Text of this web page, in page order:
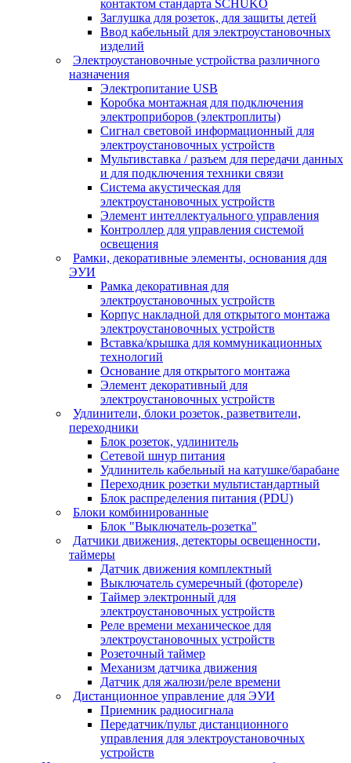
контактом стандарта SCHUKO
Заглушка для розеток, для защиты детей
Ввод кабельный для электроустановочных
изделий
Электроустановочные устройства различного
назначения
Электропитание USB
Коробка монтажная для подключения
электроприборов (электроплиты)
Сигнал световой информационный для
электроустановочных устройств
Мультивставка / разъем для передачи данных
и для подключения техники связи
Система акустическая для
электроустановочных устройств
Элемент интеллектуального управления
Контроллер для управления системой
освещения
Рамки, декоративные элементы, основания для
ЭУИ
Рамка декоративная для
электроустановочных устройств
Корпус накладной для открытого монтажа
электроустановочных устройств
Вставка/крышка для коммуникационных
технологий
Основание для открытого монтажа
Элемент декоративный для
электроустановочных устройств
Удлинители, блоки розеток, разветвители,
переходники
Блок розеток, удлинитель
Сетевой шнур питания
Удлинитель кабельный на катушке/барабане
Переходник розетки мультистандартный
Блок распределения питания (PDU)
Блоки комбинированные
Блок "Выключатель-розетка"
Датчики движения, детекторы освещенности,
таймеры
Датчик движения комплектный
Выключатель сумеречный (фотореле)
Таймер электронный для
электроустановочных устройств
Реле времени механическое для
электроустановочных устройств
Розеточный таймер
Механизм датчика движения
Датчик для жалюзи/реле времени
Дистанционное управление для ЭУИ
Приемник радиосигнала
Передатчик/пульт дистанционного
управления для электроустановочных
устройств